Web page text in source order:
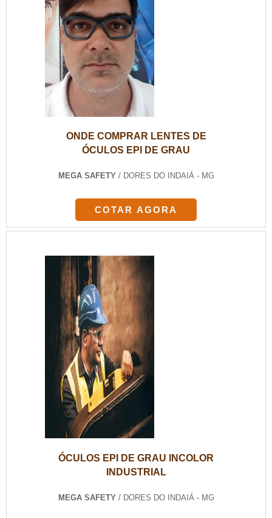
ONDE COMPRAR LENTES DE
ÓCULOS EPI DE GRAU
MEGA SAFETY / DORES DO INDAIÁ - MG
COTAR AGORA
ÓCULOS EPI DE GRAU INCOLOR
INDUSTRIAL
MEGA SAFETY / DORES DO INDAIÁ - MG